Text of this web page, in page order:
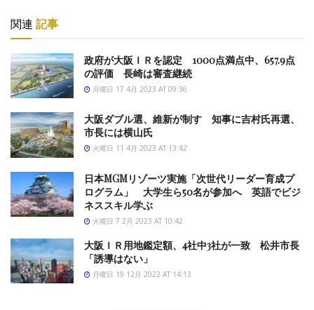
関連 記事
政府が大阪ＩＲを認定 1000点満点中、657.9点
の評価 長崎は審査継続
月曜日 17 4月 2023 AT 09:36
大阪ダブル選、維新が制す 知事に吉村氏再選、
市長には横山氏
火曜日 11 4月 2023 AT 13:42
日本MGMリゾーツ実施「次世代リーダー育成プ
ログラム」 大学生ら50名が参加へ 英語でビジ
ネススキル学ぶ
火曜日 7 2月 2023 AT 10:42
大阪ＩＲ用地鑑定額、4社中3社が一致 松井市長
「誘導はない」
月曜日 19 12月 2022 AT 14:13